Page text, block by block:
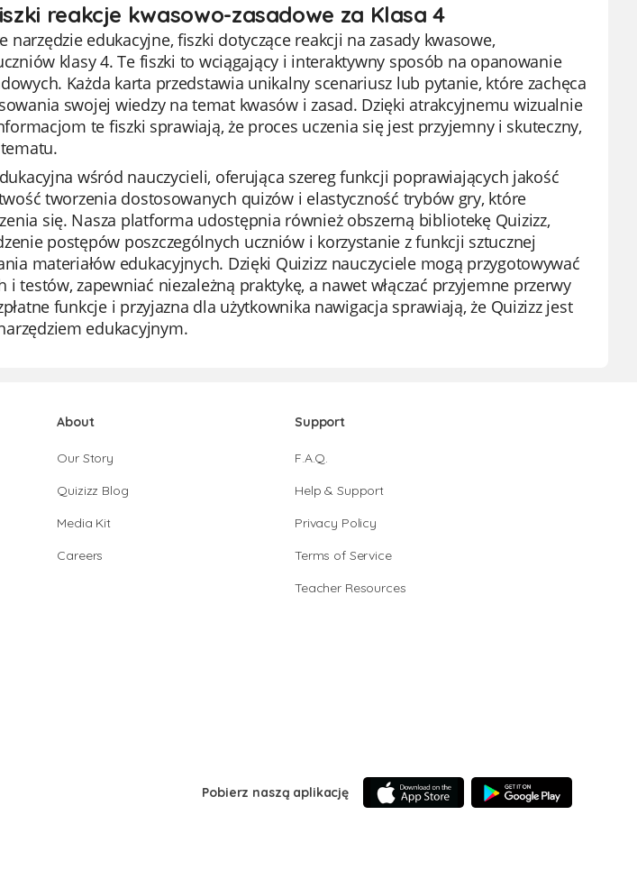
reakcje kwasowo-zasadowe za Klasa 4
narzędzie edukacyjne, fiszki dotyczące reakcji na zasady kwasowe,
klasy 4. Te fiszki to wciągający i interaktywny sposób na opanowanie
Każda karta przedstawia unikalny scenariusz lub pytanie, które zachęca
swojej wiedzy na temat kwasów i zasad. Dzięki atrakcyjnemu wizualnie
te fiszki sprawiają, że proces uczenia się jest przyjemny i skuteczny,
wśród nauczycieli, oferująca szereg funkcji poprawiających jakość
tworzenia dostosowanych quizów i elastyczność trybów gry, które
się. Nasza platforma udostępnia również obszerną bibliotekę Quizizz,
postępów poszczególnych uczniów i korzystanie z funkcji sztucznej
materiałów edukacyjnych. Dzięki Quizizz nauczyciele mogą przygotowywać
testów, zapewniać niezależną praktykę, a nawet włączać przyjemne przerwy
funkcje i przyjazna dla użytkownika nawigacja sprawiają, że Quizizz jest
edukacyjnym.
About
Our Story
Quizizz Blog
Media Kit
Careers
Support
F.A.Q.
Help & Support
Privacy Policy
Terms of Service
Teacher Resources
Pobierz naszą aplikację